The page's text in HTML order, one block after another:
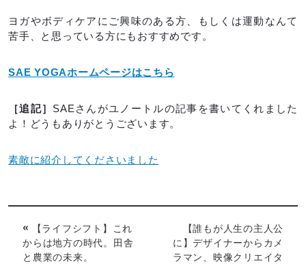
ヨガやボディケアにご興味のある方、もしくは運動なんて
苦手、と思っている方にもおすすめです。
SAE YOGAホームページはこちら
［追記］ SAEさんがユノートルの記事を書いてくれました
よ！どうもありがとうございます。
素敵に紹介してくださいました
« 【ライフシフト】これ
からは地方の時代。田舎
と農業の未来。
【誰もが人生の主人公
に】デザイナーからカメ
ラマン、映像クリエイタ